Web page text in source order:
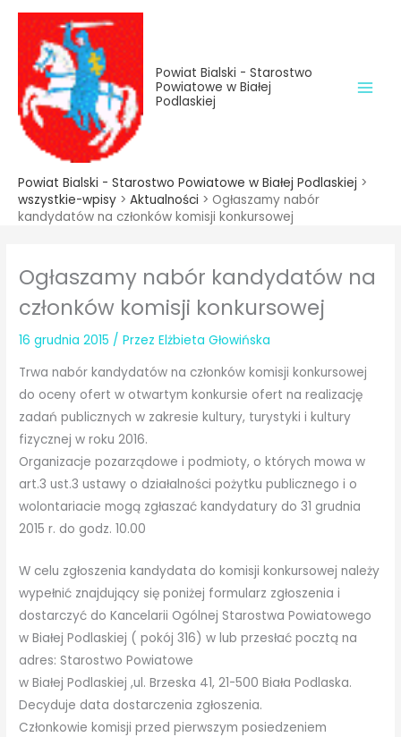
treści
Przejdź
treści
Powiat Bialski - Starostwo
Powiatowe w Białej
Podlaskiej
Powiat Bialski - Starostwo Powiatowe w Białej Podlaskiej >
wszystkie-wpisy > Aktualności > Ogłaszamy nabór
kandydatów na członków komisji konkursowej
Ogłaszamy nabór kandydatów na
członków komisji konkursowej
16 grudnia 2015 / PrzezElżbieta Głowińska
Trwa nabór kandydatów na członków komisji konkursowej
do oceny ofert w otwartym konkursie ofert na realizację
zadań publicznych w zakresie kultury, turystyki i kultury
fizycznej w roku 2016.
Organizacje pozarządowe i podmioty, o których mowa w
art.3 ust.3 ustawy o działalności pożytku publicznego i o
wolontariacie mogą zgłaszać kandydatury do 31 grudnia
2015 r. do godz. 10.00
W celu zgłoszenia kandydata do komisji konkursowej należy
wypełnić znajdujący się poniżej formularz zgłoszenia i
dostarczyć do Kancelarii Ogólnej Starostwa Powiatowego
w Białej Podlaskiej ( pokój 316) w lub przesłać pocztą na
adres: Starostwo Powiatowe
w Białej Podlaskiej ,ul. Brzeska 41, 21-500 Biała Podlaska.
Decyduje data dostarczenia zgłoszenia.
Członkowie komisji przed pierwszym posiedzeniem